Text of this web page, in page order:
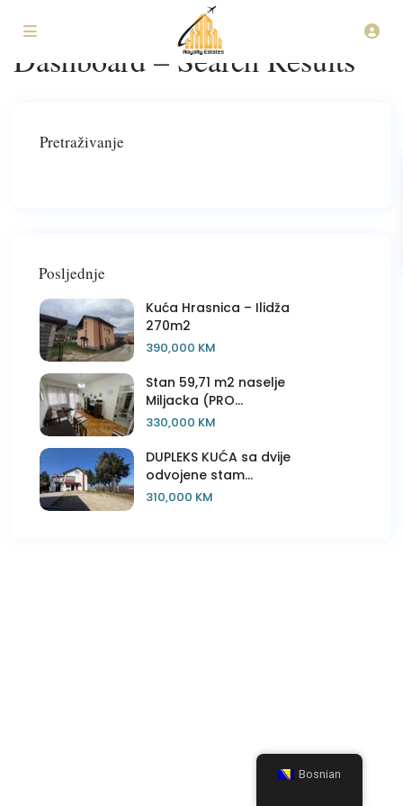
Dashboard – Search Results
Pretraživanje
Posljednje
Kuća Hrasnica – Ilidža
270m2
390,000 KM
Stan 59,71 m2 naselje
Miljacka (PRO...
330,000 KM
DUPLEKS KUĆA sa dvije
odvojene stam...
310,000 KM
Bosnian